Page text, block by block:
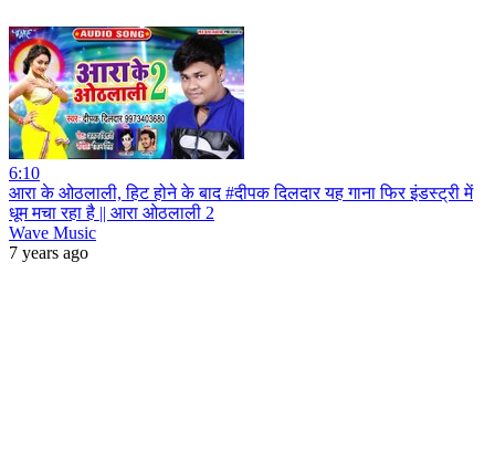
6:10
आरा के ओठलाली, हिट होने के बाद #दीपक दिलदार यह गाना फिर इंडस्ट्री में
धूम मचा रहा है || आरा ओठलाली 2
Wave Music
7 years ago